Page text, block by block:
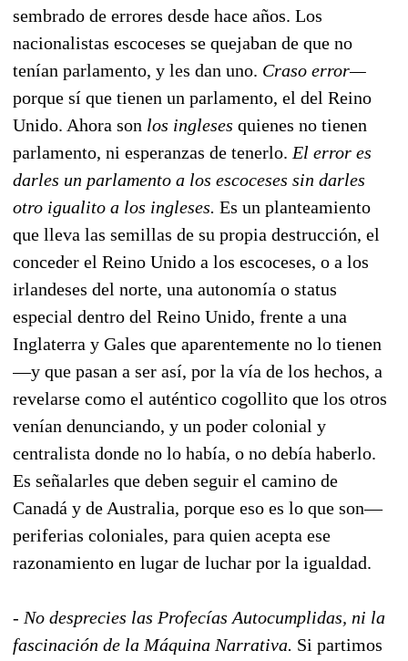
sembrado de errores desde hace años. Los
nacionalistas escoceses se quejaban de que no
tenían parlamento, y les dan uno. Craso error—
porque sí que tienen un parlamento, el del Reino
Unido. Ahora son los ingleses quienes no tienen
parlamento, ni esperanzas de tenerlo. El error es
darles un parlamento a los escoceses sin darles
otro igualito a los ingleses. Es un planteamiento
que lleva las semillas de su propia destrucción, el
conceder el Reino Unido a los escoceses, o a los
irlandeses del norte, una autonomía o status
especial dentro del Reino Unido, frente a una
Inglaterra y Gales que aparentemente no lo tienen
—y que pasan a ser así, por la vía de los hechos, a
revelarse como el auténtico cogollito que los otros
venían denunciando, y un poder colonial y
centralista donde no lo había, o no debía haberlo.
Es señalarles que deben seguir el camino de
Canadá y de Australia, porque eso es lo que son—
periferias coloniales, para quien acepta ese
razonamiento en lugar de luchar por la igualdad.
- No desprecies las Profecías Autocumplidas, ni la
fascinación de la Máquina Narrativa. Si partimos